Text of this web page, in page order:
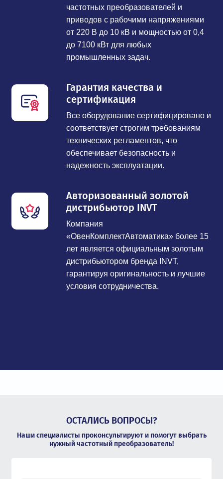
частотных преобразователей и
приводов с рабочими напряжениями
от 220 В до 10 кВ и мощностью от 0,4
до 7100 кВт для любых
промышленных задач.
Гарантия качества и
сертификация
Все оборудование сертифицировано и
соответствует строгим требованиям
технических регламентов, что
обеспечивает безопасность и
надежность эксплуатации.
Авторизованный золотой
дистрибьютор INVT
Компания
«ОвенКомплектАвтоматика» более 15
лет является официальным золотым
дистрибьютором бренда INVT,
гарантируя оригинальность и лучшие
условия сотрудничества.
ОСТАЛИСЬ ВОПРОСЫ?
Наши специалисты проконсультируют и помогут выбрать
нужный частотный преобразователь!